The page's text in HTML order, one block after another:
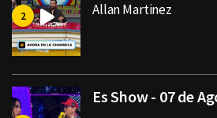
Allan Martinez
Es Show - 07 de